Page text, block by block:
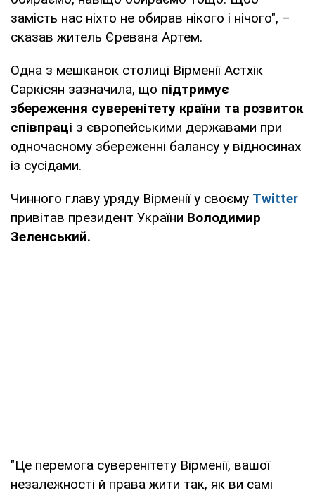
замість нас ніхто не обирав нікого і нічого", –
сказав житель Єревана Артем.
Одна з мешканок столиці Вірменії Астхік
Саркісян зазначила, що підтримує
збереження суверенітету країни та розвиток
співпраці з європейськими державами при
одночасному збереженні балансу у відносинах
із сусідами.
Чинного главу уряду Вірменії у своєму Twitter
привітав президент України Володимир
Зеленський.
"Це перемога суверенітету Вірменії, вашої
незалежності й права жити так, як ви самі